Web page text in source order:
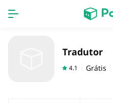
Tradutor
4.1 Grátis